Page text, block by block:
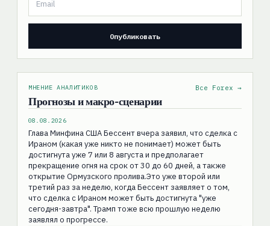
МНЕНИЕ АНАЛИТИКОВ
Прогнозы и макро-сценарии
Все Forex →
08.08.2026
Глава Минфина США Бессент вчера заявил, что сделка с
Ираном (какая уже никто не понимает) может быть
достигнута уже 7 или 8 августа и предполагает
прекращение огня на срок от 30 до 60 дней, а также
открытие Ормузского пролива.Это уже второй или
третий раз за неделю, когда Бессент заявляет о том,
что сделка с Ираном может быть достигнута "уже
сегодня-завтра". Трамп тоже всю прошлую неделю
заявлял о прогрессе.